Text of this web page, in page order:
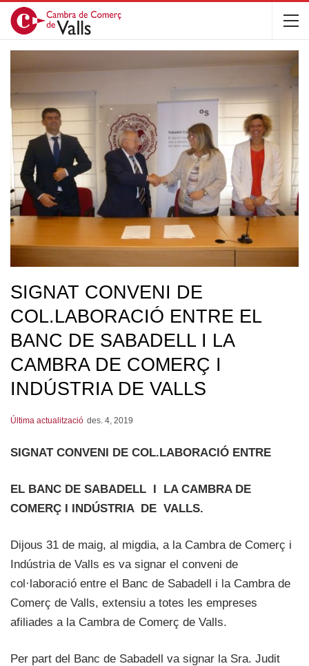
SIGNAT CONVENI DE
COL.LABORACIÓ ENTRE EL
BANC DE SABADELL I LA
CAMBRA DE COMERÇ I
INDÚSTRIA DE VALLS
Última actualització des. 4, 2019
SIGNAT CONVENI DE COL.LABORACIÓ ENTRE
EL BANC DE SABADELL I LA CAMBRA DE
COMERÇ I INDÚSTRIA DE VALLS.
Dijous 31 de maig, al migdia, a la Cambra de Comerç i
Indústria de Valls es va signar el conveni de
col·laboració entre el Banc de Sabadell i la Cambra de
Comerç de Valls, extensiu a totes les empreses
afiliades a la Cambra de Comerç de Valls.
Per part del Banc de Sabadell va signar la Sra. Judit